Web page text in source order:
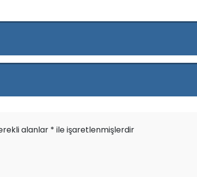
alanlar * ile işaretlenmişlerdir